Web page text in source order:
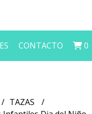
CONTACTO 0
TAZAS